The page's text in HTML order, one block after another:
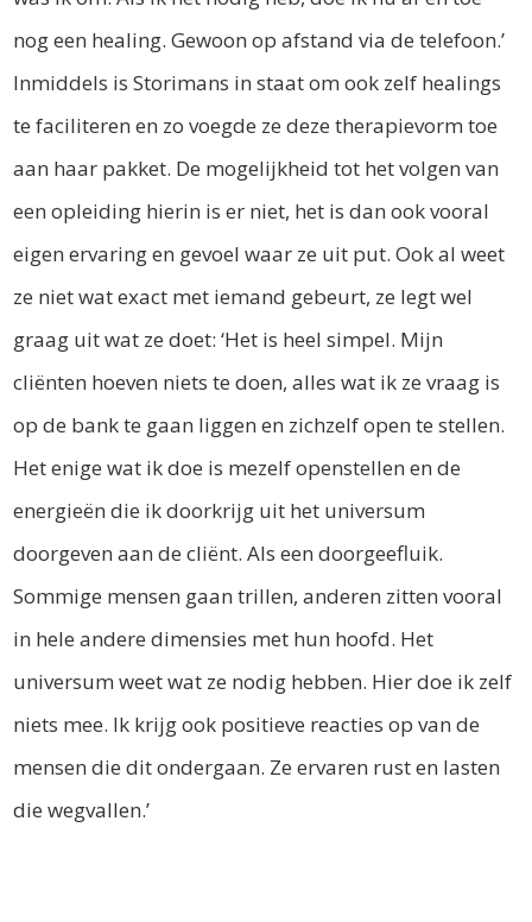
nog een healing. Gewoon op afstand via de telefoon.’
Inmiddels is Storimans in staat om ook zelf healings
te faciliteren en zo voegde ze deze therapievorm toe
aan haar pakket. De mogelijkheid tot het volgen van
een opleiding hierin is er niet, het is dan ook vooral
eigen ervaring en gevoel waar ze uit put. Ook al weet
ze niet wat exact met iemand gebeurt, ze legt wel
graag uit wat ze doet: ‘Het is heel simpel. Mijn
cliënten hoeven niets te doen, alles wat ik ze vraag is
op de bank te gaan liggen en zichzelf open te stellen.
Het enige wat ik doe is mezelf openstellen en de
energieën die ik doorkrijg uit het universum
doorgeven aan de cliënt. Als een doorgeefluik.
Sommige mensen gaan trillen, anderen zitten vooral
in hele andere dimensies met hun hoofd. Het
universum weet wat ze nodig hebben. Hier doe ik zelf
niets mee. Ik krijg ook positieve reacties op van de
mensen die dit ondergaan. Ze ervaren rust en lasten
die wegvallen.’